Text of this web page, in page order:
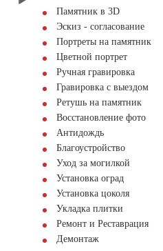
Памятник в 3D
Эскиз - согласование
Портреты на памятник
Цветной портрет
Ручная гравировка
Гравировка с выездом
Ретушь на памятник
Восстановление фото
Антидождь
Благоустройство
Уход за могилкой
Установка оград
Установка цоколя
Укладка плитки
Ремонт и Реставрация
Демонтаж